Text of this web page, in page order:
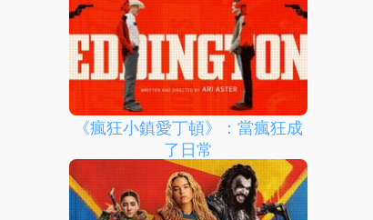
《瘋狂小鎮愛丁頓》：當瘋狂成
了日常